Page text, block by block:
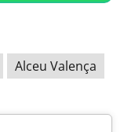
Alceu Valença